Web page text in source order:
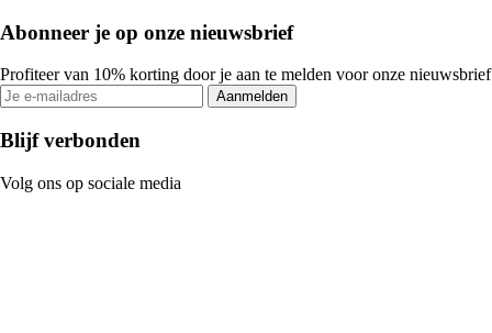
Abonneer je op onze nieuwsbrief
Profiteer van 10% korting door je aan te melden voor onze nieuwsbrief
Aanmelden
Blijf verbonden
Volg ons op sociale media